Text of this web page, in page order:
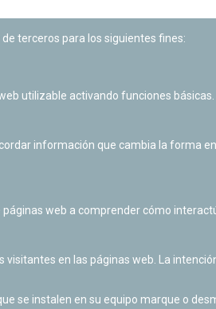
terceros para los siguientes fines:
utilizable activando funciones
información que cambia la forma
web a comprender cómo
visitantes en las páginas web. La
se instalen en su equipo marque o